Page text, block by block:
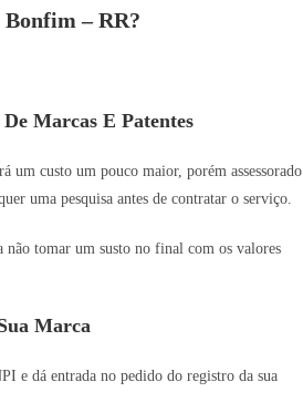
– RR?
Marcas E Patentes
um custo um pouco maior, porém assessorado
uma pesquisa antes de contratar o serviço.
não tomar um susto no final com os valores
Marca
e dá entrada no pedido do registro da sua